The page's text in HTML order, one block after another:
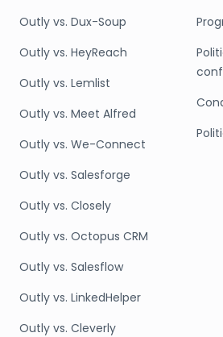
Outly vs. Dux-Soup
Outly vs. HeyReach
Outly vs. Lemlist
Outly vs. Meet Alfred
Outly vs. We-Connect
Outly vs. Salesforge
Outly vs. Closely
Outly vs. Octopus CRM
Outly vs. Salesflow
Outly vs. LinkedHelper
Outly vs. Cleverly